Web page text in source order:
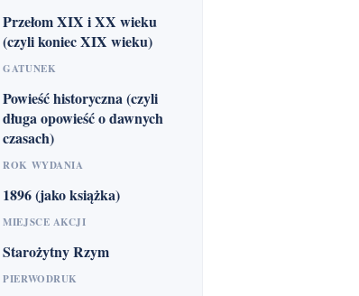
Przełom XIX i XX wieku
(czyli koniec XIX wieku)
GATUNEK
Powieść historyczna (czyli
długa opowieść o dawnych
czasach)
ROK WYDANIA
1896 (jako książka)
MIEJSCE AKCJI
Starożytny Rzym
PIERWODRUK